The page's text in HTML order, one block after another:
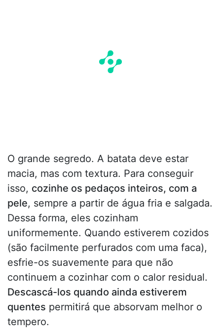
O grande segredo. A batata deve estar
macia, mas com textura. Para conseguir
isso, cozinhe os pedaços inteiros, com a
pele, sempre a partir de água fria e salgada.
Dessa forma, eles cozinham
uniformemente. Quando estiverem cozidos
(são facilmente perfurados com uma faca),
esfrie-os suavemente para que não
continuem a cozinhar com o calor residual.
Descascá-los quando ainda estiverem
quentes permitirá que absorvam melhor o
tempero.